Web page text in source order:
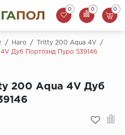
0 0 0
/ Haro / Tritty 200 Aqua 4V
/
Дуб Портлэнд Пуро 539146
200 Aqua 4V Дуб